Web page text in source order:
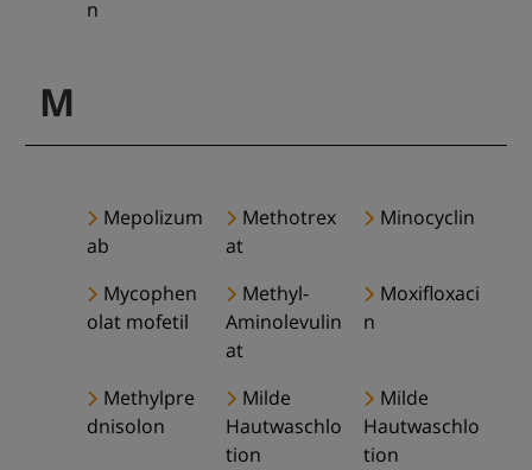
n
M
Mepolizum
ab
Methotrex
at
Minocyclin
Mycophen
olat mofetil
Methyl-
Aminolevulin
at
Moxifloxaci
n
Methylpre
dnisolon
Milde
Hautwaschlo
tion
Milde
Hautwaschlo
tion